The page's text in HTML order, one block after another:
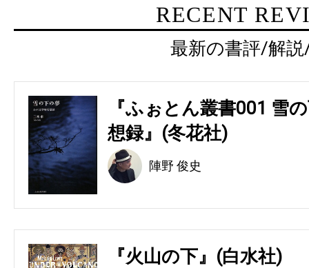
RECENT
最新の書評/解
『ふぉとん叢書001 雪
想録』(冬花社)
陣野 俊史
『火山の下』(白水社)